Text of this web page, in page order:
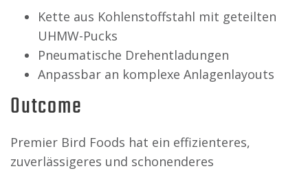
Kette aus Kohlenstoffstahl mit geteilten
UHMW-Pucks
Pneumatische Drehentladungen
Anpassbar an komplexe Anlagenlayouts
Outcome
Premier Bird Foods hat ein effizienteres,
zuverlässigeres und schonenderes